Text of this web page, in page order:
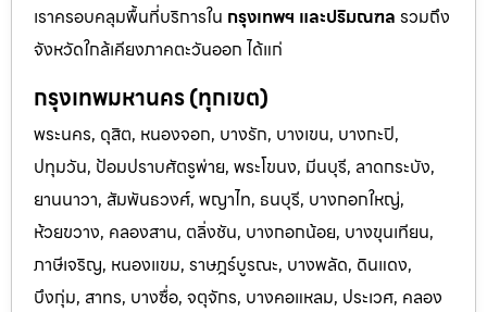
เราครอบคลุมพื้นที่บริการใน กรุงเทพฯ และปริมณฑล รวมถึง
จังหวัดใกล้เคียงภาคตะวันออก ได้แก่
กรุงเทพมหานคร (ทุกเขต)
พระนคร, ดุสิต, หนองจอก, บางรัก, บางเขน, บางกะปิ,
ปทุมวัน, ป้อมปราบศัตรูพ่าย, พระโขนง, มีนบุรี, ลาดกระบัง,
ยานนาวา, สัมพันธวงศ์, พญาไท, ธนบุรี, บางกอกใหญ่,
ห้วยขวาง, คลองสาน, ตลิ่งชัน, บางกอกน้อย, บางขุนเทียน,
ภาษีเจริญ, หนองแขม, ราษฎร์บูรณะ, บางพลัด, ดินแดง,
บึงกุ่ม, สาทร, บางซื่อ, จตุจักร, บางคอแหลม, ประเวศ, คลอง